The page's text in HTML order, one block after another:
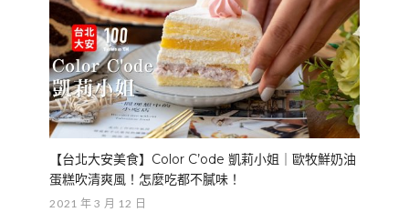
【台北大安美食】Color C’ode 凱莉小姐｜歐牧鮮奶油
蛋糕吹清爽風！怎麼吃都不膩味！
2021 年 3 月 12 日